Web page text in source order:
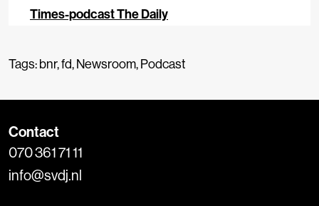
Times-podcast The Daily
Tags:bnr,fd,Newsroom,Podcast
Contact
070 361 71 11
info@svdj.nl